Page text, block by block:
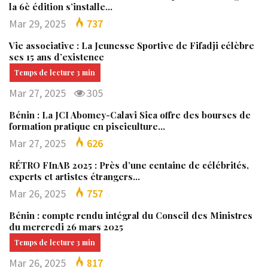
la 6è édition s’installe…
Mar 29, 2025 737
Vie associative : La Jeunesse Sportive de Fifadji célèbre
ses 15 ans d’existence
Mar 27, 2025 305
Bénin : La JCI Abomey-Calavi Sica offre des bourses de
formation pratique en pisciculture…
Mar 27, 2025 626
RÉTRO FInAB 2025 : Près d’une centaine de célébrités,
experts et artistes étrangers…
Mar 26, 2025 757
Bénin : compte rendu intégral du Conseil des Ministres
du mercredi 26 mars 2025
Mar 26, 2025 817